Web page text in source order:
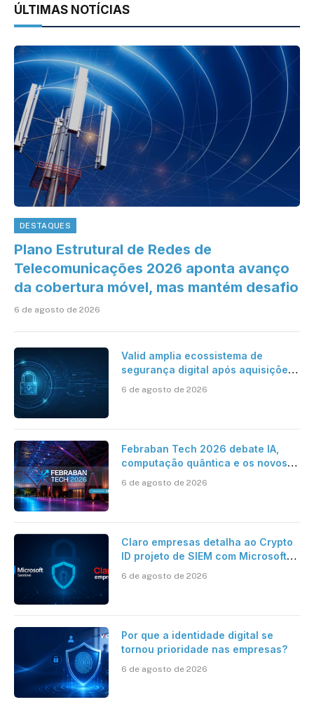
ÚLTIMAS NOTÍCIAS
DESTAQUES
Plano Estrutural de Redes de
Telecomunicações 2026 aponta avanço
da cobertura móvel, mas mantém desafio
6 de agosto de 2026
Valid amplia ecossistema de
segurança digital após aquisições
6 de agosto de 2026
Febraban Tech 2026 debate IA,
computação quântica e os novos
6 de agosto de 2026
Claro empresas detalha ao Crypto
ID projeto de SIEM com Microsoft
automatizada
6 de agosto de 2026
Por que a identidade digital se
tornou prioridade nas empresas?
6 de agosto de 2026